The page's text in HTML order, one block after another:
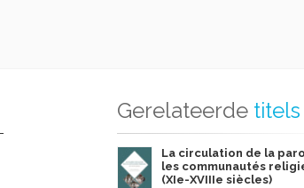
Gerelateerde titels
La circulation de la
les communautés
(XIe-XVIIIe siècles)